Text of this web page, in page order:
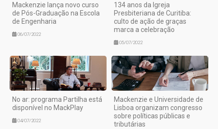
Mackenzie lança novo curso
de Pós-Graduação na Escola
de Engenharia
06/07/2022
134 anos da Igreja
Presbiteriana de Curitiba:
culto de ação de graças
marca a celebração
05/07/2022
No ar: programa Partilha está
disponível no MackPlay
04/07/2022
Mackenzie e Universidade de
Lisboa organizam congresso
sobre políticas públicas e
tributárias